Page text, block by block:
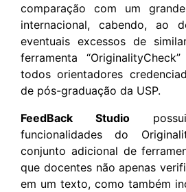
comparação com um
internacional, cabendo, ao
eventuais excessos de
ferramenta
todos orientadores
de pós-graduação da USP.
FeedBack Studio
funcionalidades do
conjunto adicional de
que docentes não apenas
em um texto, como também